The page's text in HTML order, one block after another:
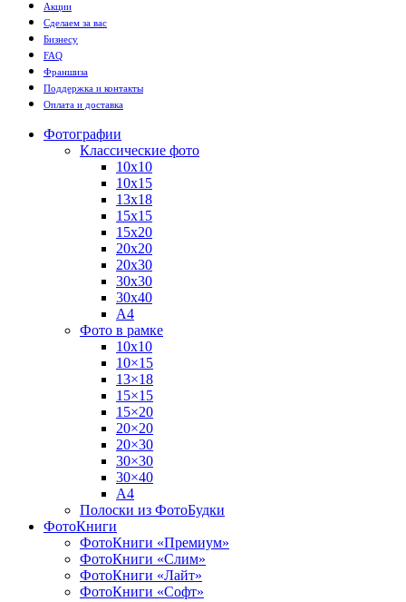
Акции
Сделаем за вас
Бизнесу
FAQ
Франшиза
Поддержка и контакты
Оплата и доставка
Фотографии
Классические фото
10х10
10х15
13х18
15х15
15х20
20х20
20х30
30х30
30х40
А4
Фото в рамке
10х10
10×15
13×18
15×15
15×20
20×20
20×30
30×30
30×40
A4
Полоски из ФотоБудки
ФотоКниги
ФотоКниги «Премиум»
ФотоКниги «Слим»
ФотоКниги «Лайт»
ФотоКниги «Софт»